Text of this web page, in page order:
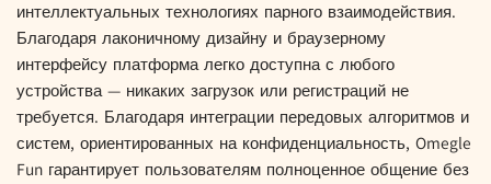
интеллектуальных технологиях парного взаимодействия.
Благодаря лаконичному дизайну и браузерному
интерфейсу платформа легко доступна с любого
устройства — никаких загрузок или регистраций не
требуется. Благодаря интеграции передовых алгоритмов и
систем, ориентированных на конфиденциальность, Omegle
Fun гарантирует пользователям полноценное общение без